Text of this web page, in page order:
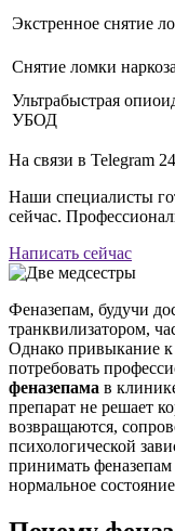
Экстренное снятие
Снятие ломки
Ультрабыстрая
УБОД
На связи в Telegram
Наши специалисты
сейчас.
Написать сейчас
Феназепам, будучи
транквилизатором,
Однако привыкание
потребовать
феназепама в
препарат не решает
возвращаются,
психологической
принимать
нормальное